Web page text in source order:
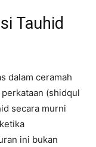
Tauhid
dalam ceramah
(shidqul
secara murni
ini bukan